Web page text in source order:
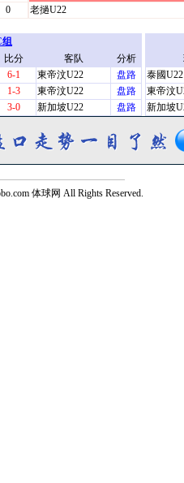
0
老撾U22
组
比分 客队
分析
6-1 東帝汶U22
盘路
1-3 東帝汶U22
盘路
3-0 新加坡U22 盘路
泰國U22
東帝汶
新加坡
体球网 All Rights Reserved.